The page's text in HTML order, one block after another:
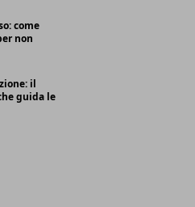
come
non
il
guida le